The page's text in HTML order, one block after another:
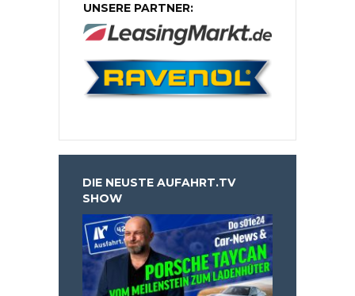
UNSERE PARTNER:
DIE NEUSTE AUFAHRT.TV
SHOW